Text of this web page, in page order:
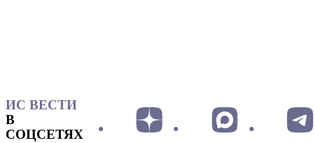
ИС ВЕСТИ
В
СОЦСЕТЯХ